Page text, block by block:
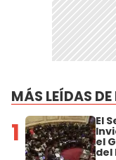
MÁS LEÍDAS DE
1 El
el
del